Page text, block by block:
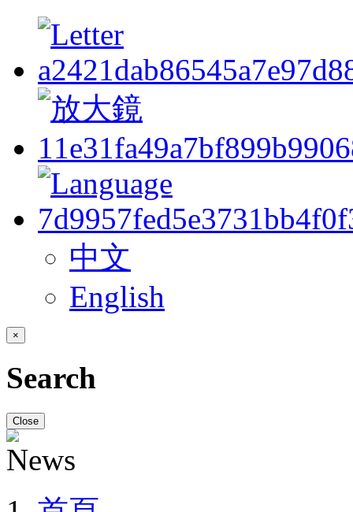
中文
English
×
Search
Close